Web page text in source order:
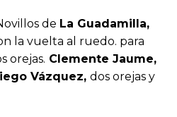
de La Guadamilla,
la vuelta al ruedo. para
orejas. Clemente Jaume,
Vázquez, dos orejas y